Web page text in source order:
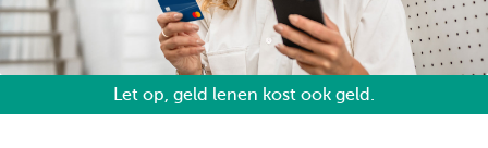
Let op, geld lenen kost ook geld.